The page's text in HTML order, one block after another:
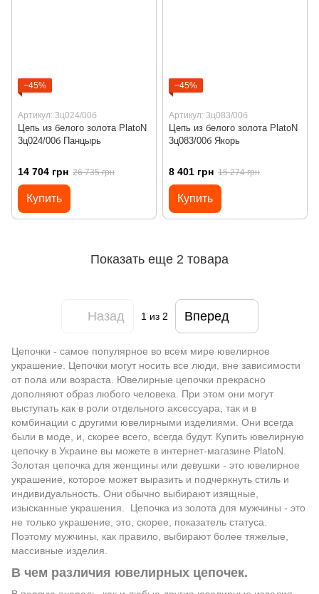
−45%
Артикул: 3ц024/00б
Цепь из белого золота PlatoN
3ц024/00б Панцырь
14 704 грн 26 735 грн
Купить
−45%
Артикул: 3ц083/00б
Цепь из белого золота PlatoN
3ц083/00б Якорь
8 401 грн 15 274 грн
Купить
Показать еще 2 товара
Назад 1 из 2 Вперед
Цепочки - самое популярное во всем мире ювелирное
украшение. Цепочки могут носить все люди, вне зависимости
от пола или возраста. Ювелирные цепочки прекрасно
дополняют образ любого человека. При этом они могут
выступать как в роли отдельного аксессуара, так и в
комбинации с другими ювелирными изделиями. Они всегда
были в моде, и, скорее всего, всегда будут. Купить ювелирную
цепочку в Украине вы можете в интернет-магазине PlatoN.
Золотая цепочка для женщины или девушки - это ювелирное
украшение, которое может выразить и подчеркнуть стиль и
индивидуальность. Они обычно выбирают изящные,
изысканные украшения. Цепочка из золота для мужчины - это
не только украшение, это, скорее, показатель статуса.
Поэтому мужчины, как правило, выбирают более тяжелые,
массивные изделия.
В чем различия ювелирных цепочек.